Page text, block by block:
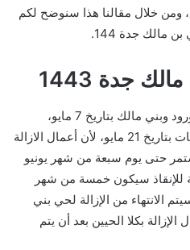
ومن خلال مقالنا هذا سنوضح لكم
مالك جدة 144.
جدة 1443
بالفعل لقد تم الإشعار لسكان الورود وبني مالك بتاريخ 7 مايو،
والتأكيد على ميعاد الفصل الخدمات بتاريخ 21 مايو، لأن أعمال الازالة
28 مايو، وتستمر حتى يوم سبعة من شهر يونيو
للإنقاذ سيكون خمسة من شهر
الانتهاء من الإزالة لحي بني
بكلا الحيين بعد أن يتم